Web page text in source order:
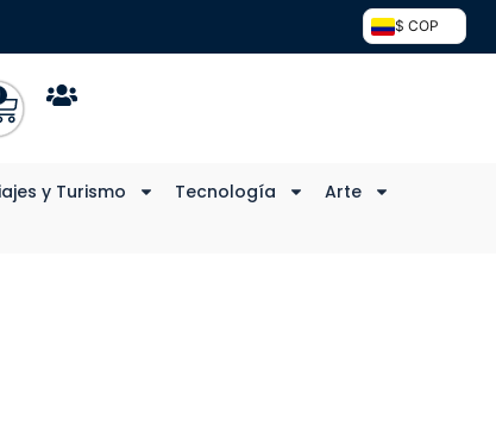
$ COP
y Turismo Tecnología
Arte